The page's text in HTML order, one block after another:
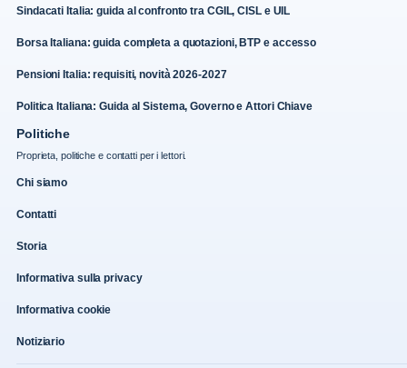
Sindacati Italia: guida al confronto tra CGIL, CISL e UIL
Borsa Italiana: guida completa a quotazioni, BTP e accesso
Pensioni Italia: requisiti, novità 2026-2027
Politica Italiana: Guida al Sistema, Governo e Attori Chiave
Politiche
Proprieta, politiche e contatti per i lettori.
Chi siamo
Contatti
Storia
Informativa sulla privacy
Informativa cookie
Notiziario